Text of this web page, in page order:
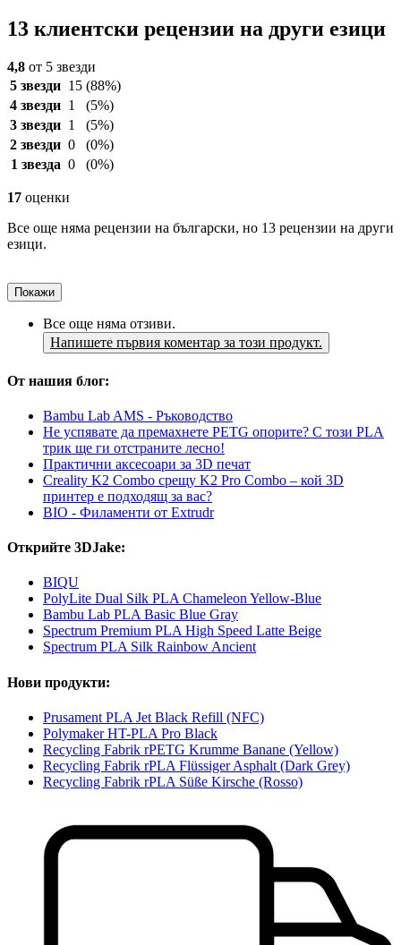
13 клиентски рецензии на други езици
4,8 от 5 звезди
5 звезди 15 (88%)
4 звезди 1
(5%)
3 звезди 1
(5%)
2 звезди 0
(0%)
1 звезда 0 (0%)
17 оценки
Все още няма рецензии на български, но 13 рецензии на други
езици.
Покажи
Все още няма отзиви.
Напишете първия коментар за този продукт.
От нашия блог:
Bambu Lab AMS - Ръководство
Не успявате да премахнете PETG опорите? С този PLA
трик ще ги отстраните лесно!
Практични аксесоари за 3D печат
Creality K2 Combo срещу K2 Pro Combo – кой 3D
принтер е подходящ за вас?
BIO - Филаменти от Extrudr
Открийте 3DJake:
BIQU
PolyLite Dual Silk PLA Chameleon Yellow-Blue
Bambu Lab PLA Basic Blue Gray
Spectrum Premium PLA High Speed Latte Beige
Spectrum PLA Silk Rainbow Ancient
Нови продукти:
Prusament PLA Jet Black Refill (NFC)
Polymaker HT-PLA Pro Black
Recycling Fabrik rPETG Krumme Banane (Yellow)
Recycling Fabrik rPLA Flüssiger Asphalt (Dark Grey)
Recycling Fabrik rPLA Süße Kirsche (Rosso)